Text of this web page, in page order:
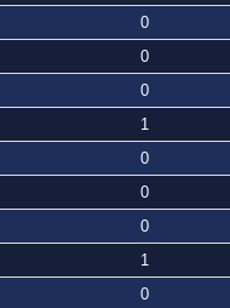
0
0
0
1
0
0
0
1
0